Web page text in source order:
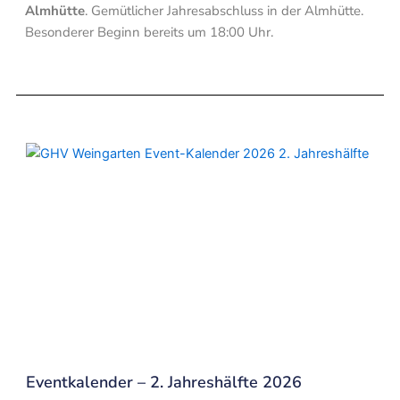
Almhütte. Gemütlicher Jahresabschluss in der Almhütte.
Besonderer Beginn bereits um 18:00 Uhr.
Eventkalender – 2. Jahreshälfte 2026